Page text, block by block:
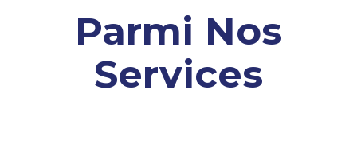
Parmi Nos
Services